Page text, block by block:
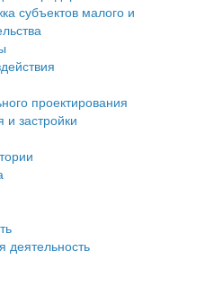
проектирования
и застройки
субъектов малого и
проектирования
застройки
деятельность